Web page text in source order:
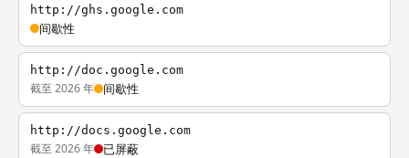
http://ghs.google.com
间歇性
http://doc.google.com
截至 2026 年 间歇性
http://docs.google.com
截至 2026 年 已屏蔽